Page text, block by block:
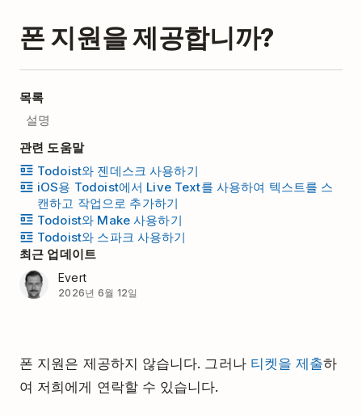
폰 지원을 제공합니까?
목록
설명
관련 도움말
Todoist와 젠데스크 사용하기
iOS용 Todoist에서 Live Text를 사용하여 텍스트를 스
캔하고 작업으로 추가하기
Todoist와 Make 사용하기
Todoist와 스파크 사용하기
최근 업데이트
Evert
2026년 6월 12일
폰 지원은 제공하지 않습니다. 그러나 티켓을 제출하
여 저희에게 연락할 수 있습니다.